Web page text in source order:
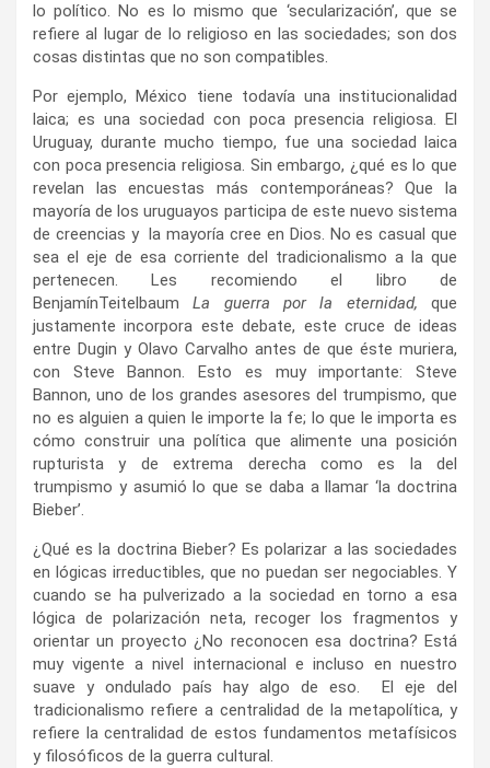
lo político. No es lo mismo que ‘secularización’, que se
refiere al lugar de lo religioso en las sociedades; son dos
cosas distintas que no son compatibles.
Por ejemplo, México tiene todavía una institucionalidad
laica; es una sociedad con poca presencia religiosa. El
Uruguay, durante mucho tiempo, fue una sociedad laica
con poca presencia religiosa. Sin embargo, ¿qué es lo que
revelan las encuestas más contemporáneas? Que la
mayoría de los uruguayos participa de este nuevo sistema
de creencias y la mayoría cree en Dios. No es casual que
sea el eje de esa corriente del tradicionalismo a la que
pertenecen. Les recomiendo el libro de
BenjamínTeitelbaumLa guerra por la eternidad, que
justamente incorpora este debate, este cruce de ideas
entre Dugin y Olavo Carvalho antes de que éste muriera,
con Steve Bannon. Esto es muy importante: Steve
Bannon, uno de los grandes asesores del trumpismo, que
no es alguien a quien le importe la fe; lo que le importa es
cómo construir una política que alimente una posición
rupturista y de extrema derecha como es la del
trumpismo y asumió lo que se daba a llamar ‘la doctrina
Bieber’.
¿Qué es la doctrina Bieber? Es polarizar a las sociedades
en lógicas irreductibles, que no puedan ser negociables. Y
cuando se ha pulverizado a la sociedad en torno a esa
lógica de polarización neta, recoger los fragmentos y
orientar un proyecto ¿No reconocen esa doctrina? Está
muy vigente a nivel internacional e incluso en nuestro
suave y ondulado país hay algo de eso. El eje del
tradicionalismo refiere a centralidad de la metapolítica, y
refiere la centralidad de estos fundamentos metafísicos
y filosóficos de la guerra cultural.